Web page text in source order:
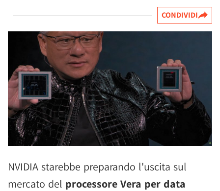
CONDIVIDI
NVIDIA starebbe preparando l'uscita sul
mercato del processore Vera per data